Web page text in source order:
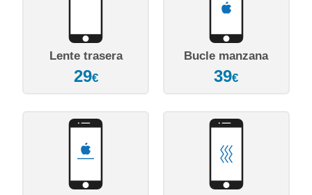
Lente trasera
29€
Bucle manzana
39€